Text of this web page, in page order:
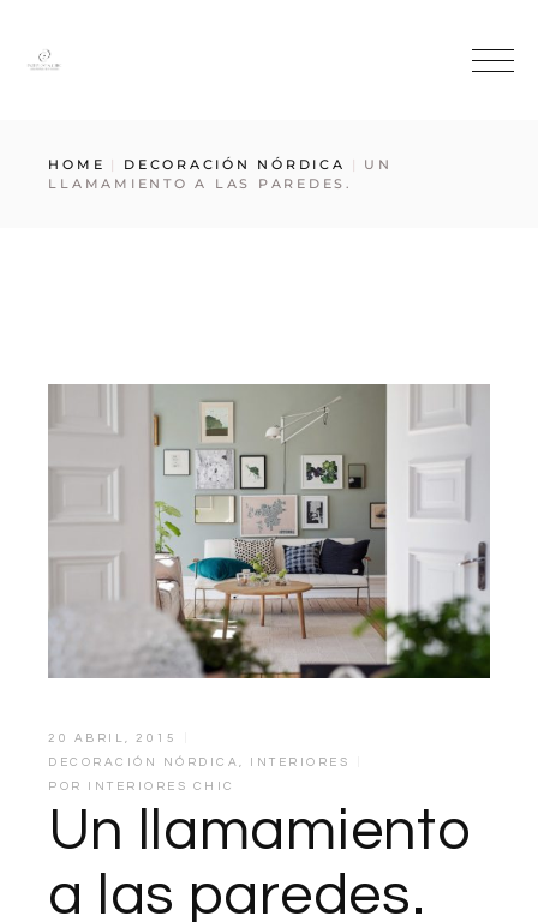
HOME DECORACIÓN NÓRDICA
UN
LLAMAMIENTO A LAS PAREDES.
20 ABRIL, 2015
DECORACIÓN NÓRDICA,
INTERIORES
POR
INTERIORES CHIC
Un llamamiento
a las paredes.